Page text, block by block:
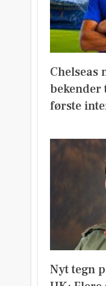
Chelseas
bekender
første
Nyt tegn